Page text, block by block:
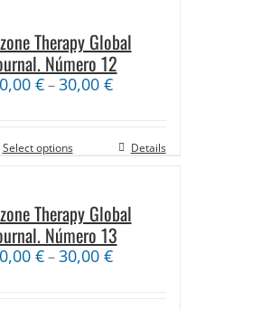
Therapy Global
Número 12
€–30,00 €
Select options Details
Therapy Global
Número 13
€–30,00 €